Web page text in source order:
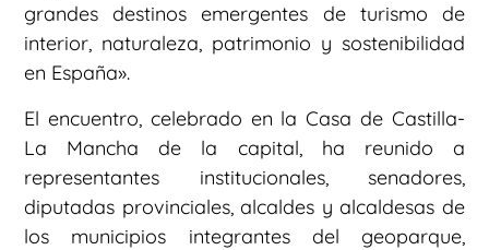
grandes destinos emergentes de turismo de
interior, naturaleza, patrimonio y sostenibilidad
en España».
El encuentro, celebrado en la Casa de Castilla-
La Mancha de la capital, ha reunido a
representantes institucionales, senadores,
diputadas provinciales, alcaldes y alcaldesas de
los municipios integrantes del geoparque,